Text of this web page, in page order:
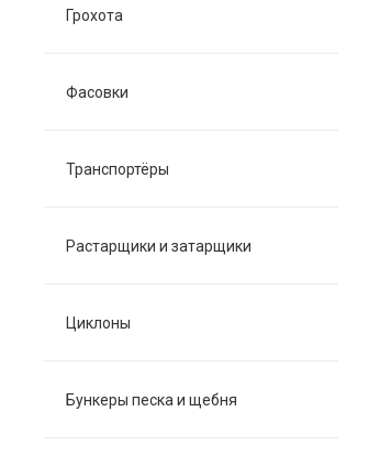
Грохота
Фасовки
Транспортёры
Растарщики и затарщики
Циклоны
Бункеры песка и щебня